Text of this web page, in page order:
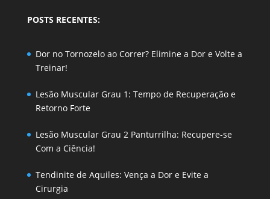
POSTS RECENTES:
Dor no Tornozelo ao Correr? Elimine a Dor e Volte a
Treinar!
Lesão Muscular Grau 1: Tempo de Recuperação e
Retorno Forte
Lesão Muscular Grau 2 Panturrilha: Recupere-se
Com a Ciência!
Tendinite de Aquiles: Vença a Dor e Evite a
Cirurgia